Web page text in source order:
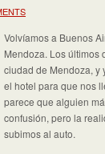
Volvíamos a Buenos
Mendoza. Los últimos
ciudad de Mendoza, y
el hotel para que nos
parece que alguien
confusión, pero la
subimos al auto.